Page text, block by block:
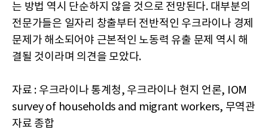
는 방법 역시 단순하지 않을 것으로 전망된다. 대부분의
전문가들은 일자리 창출부터 전반적인 우크라이나 경제
문제가 해소되어야 근본적인 노동력 유출 문제 역시 해
결될 것이라며 의견을 모았다.
자료 : 우크라이나 통계청, 우크라이나 현지 언론, IOM
survey of households and migrant workers, 무역관
자료 종합